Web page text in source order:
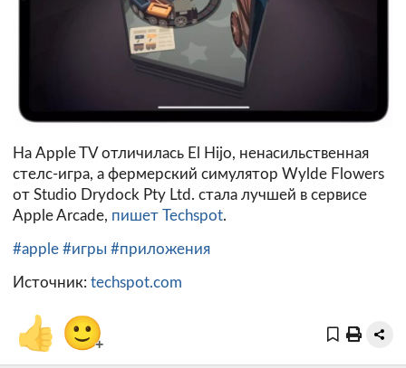
На Apple TV отличилась El Hijo, ненасильственная
стелс-игра, а фермерский симулятор Wylde Flowers
от Studio Drydock Pty Ltd. стала лучшей в сервисе
Apple Arcade, пишет Techspot.
#apple #игры #приложения
Источник: techspot.com
👍 🙂
+